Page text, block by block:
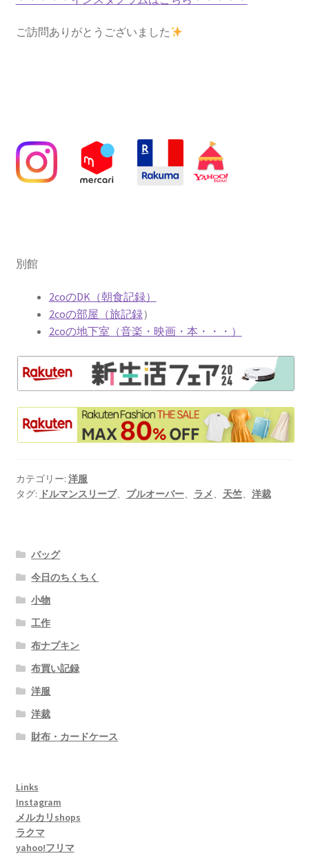
ご訪問ありがとうございました
別館
2coのDK（朝食記録）
2coの部屋（旅記録）
2coの地下室（音楽・映画・本・・・）
カテゴリー: 洋服
タグ: ドルマンスリーブ、 プルオーバー、 ラメ 、 天竺、 洋裁
バッグ
今日のちくちく
小物
工作
布ナプキン
布買い記録
洋服
洋裁
財布・カードケース
Links
Instagram
メルカリshops
ラクマ
yahoo!フリマ